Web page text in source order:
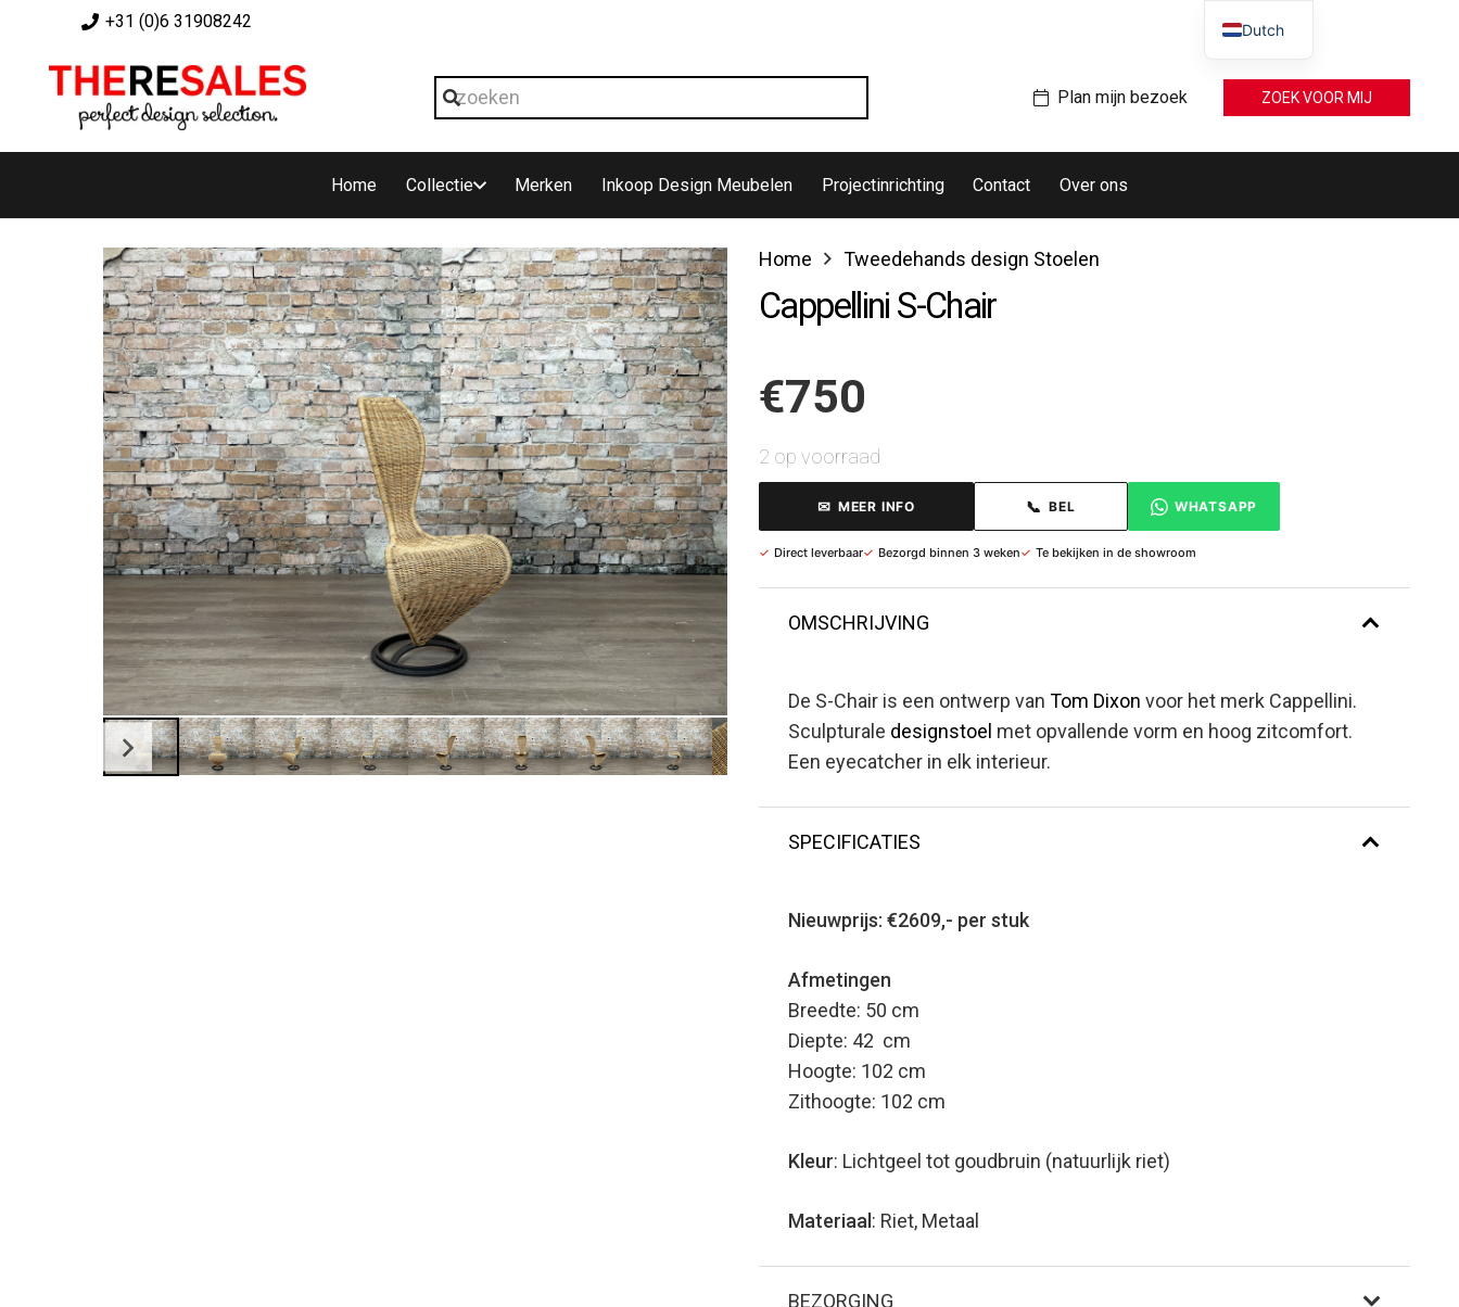
+31 (0)6 31908242
Plan mijn bezoek ZOEK VOOR MIJ
Home Collectie Merken Inkoop Design Meubelen Projectinrichting Contact Over ons
Home Tweedehands design Stoelen
Cappellini S-Chair
€750
2 op voorraad
✉ MEER INFO 📞 BEL WHATSAPP
✓ Direct leverbaar✓ Bezorgd binnen 3 weken✓ Te bekijken in de showroom
OMSCHRIJVING
De S-Chair is een ontwerp van Tom Dixon voor het merk Cappellini.
Sculpturale designstoel met opvallende vorm en hoog zitcomfort.
Een eyecatcher in elk interieur.
SPECIFICATIES
Nieuwprijs: €2609,- per stuk
Afmetingen
Breedte: 50 cm
Diepte: 42 cm
Hoogte: 102 cm
Zithoogte: 102 cm
Kleur: Lichtgeel tot goudbruin (natuurlijk riet)
Materiaal : Riet, Metaal
BEZORGING
Dutch